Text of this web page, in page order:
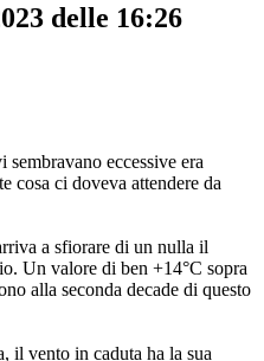
delle 16:26
sembravano eccessive era
cosa ci doveva attendere da
a sfiorare di un nulla il
Un valore di ben +14°C sopra
alla seconda decade di questo
il vento in caduta ha la sua